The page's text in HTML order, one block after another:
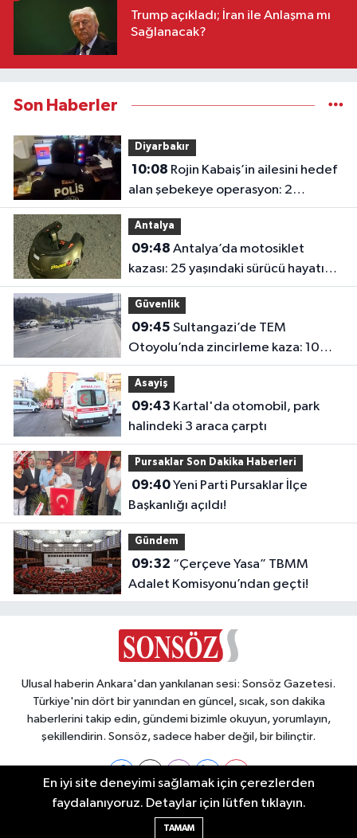
Trump açıkladı; İran ile Anlaşma mı
Sağlanacak?
Son Haberler
Diyarbakır
10:08
alan şebekeye operasyon: 2
tutuklama
Antalya
09:48
kazası: 25 yaşındaki sürücü hayatını
kaybetti
Güvenlik
09:45
Otoyolu’nda zincirleme kaza: 10
araç birbirine girdi
Asayiş
09:43
halindeki 3 araca çarptı
Pursaklar Son Dakika Haberleri
09:40Yeni Parti Pursaklar İlçe
Başkanlığı açıldı!
Gündem
09:32
Adalet Komisyonu’ndan geçti!
Ulusal haberin Ankara'dan yankılanan sesi: Sonsöz Gazetesi.
Türkiye'nin dört bir yanından en güncel, sıcak, son dakika
haberlerini takip edin, gündemi bizimle okuyun, yorumlayın,
şekillendirin. Sonsöz, sadece haber değil, bir bilinçtir.
Ankara Nöbetçi Eczaneler
En iyi site deneyimi sağlamak için çerezlerden
faydalanıyoruz. Detaylar için lütfen tıklayın.
TAMAM